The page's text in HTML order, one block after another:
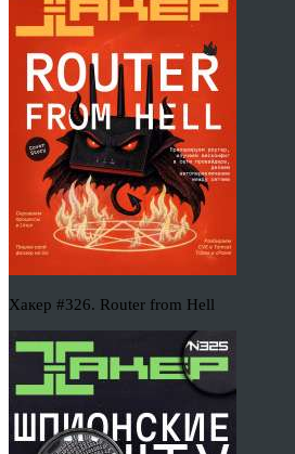
Хакер #326. Router from Hell